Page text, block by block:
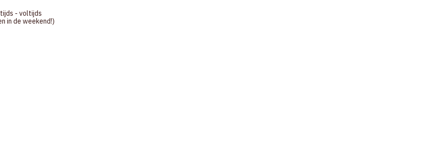
- voltijds
in de weekend!)